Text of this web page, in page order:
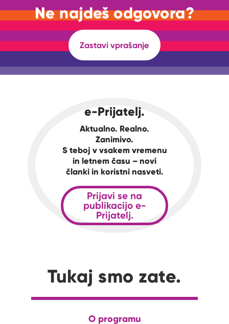
Ne najdeš odgovora?
Zastavi vprašanje
e-Prijatelj.
Aktualno. Realno.
Zanimivo.
S teboj v vsakem vremenu
in letnem času – novi
članki in koristni nasveti.
Prijavi se na
publikacijo e-
Prijatelj.
Tukaj smo zate.
O programu